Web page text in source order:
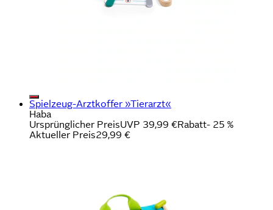
Spielzeug-Arztkoffer »Tierarzt«
Haba
Ursprünglicher PreisUVP 39,99 €Rabatt- 25 %
Aktueller Preis29,99 €